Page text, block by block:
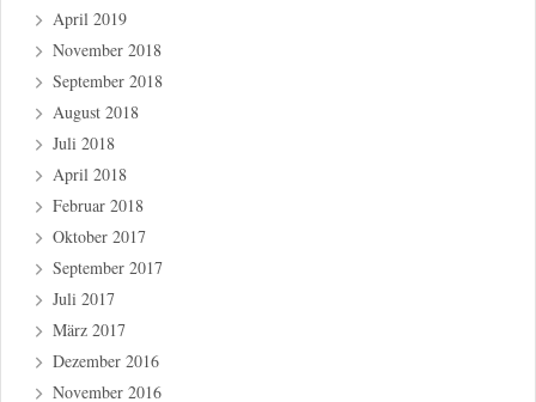
April 2019
November 2018
September 2018
August 2018
Juli 2018
April 2018
Februar 2018
Oktober 2017
September 2017
Juli 2017
März 2017
Dezember 2016
November 2016